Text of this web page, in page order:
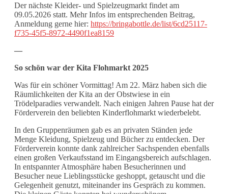
Der nächste Kleider- und Spielzeugmarkt findet am
09.05.2026 statt. Mehr Infos im entsprechenden Beitrag,
Anmeldung gerne hier: https://bringabottle.de/list/6cd25117-
f735-45f5-8972-4490f1ea8159
—
So schön war der Kita Flohmarkt 2025
Was für ein schöner Vormittag! Am 22. März haben sich die
Räumlichkeiten der Kita an der Obstwiese in ein
Trödelparadies verwandelt. Nach einigen Jahren Pause hat der
Förderverein den beliebten Kinderflohmarkt wiederbelebt.
In den Gruppenräumen gab es an privaten Ständen jede
Menge Kleidung, Spielzeug und Bücher zu entdecken. Der
Förderverein konnte dank zahlreicher Sachspenden ebenfalls
einen großen Verkaufsstand im Eingangsbereich aufschlagen.
In entspannter Atmosphäre haben Besucherinnen und
Besucher neue Lieblingsstücke geshoppt, getauscht und die
Gelegenheit genutzt, miteinander ins Gespräch zu kommen.